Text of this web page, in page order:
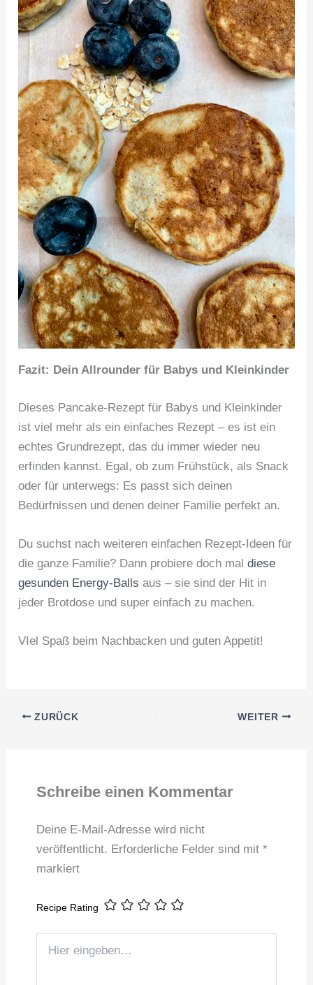
Fazit: Dein Allrounder für Babys und Kleinkinder
Dieses Pancake-Rezept für Babys und Kleinkinder
ist viel mehr als ein einfaches Rezept – es ist ein
echtes Grundrezept, das du immer wieder neu
erfinden kannst. Egal, ob zum Frühstück, als Snack
oder für unterwegs: Es passt sich deinen
Bedürfnissen und denen deiner Familie perfekt an.
Du suchst nach weiteren einfachen Rezept-Ideen für
die ganze Familie? Dann probiere doch maldiese
gesunden Energy-Ballsaus – sie sind der Hit in
jeder Brotdose und super einfach zu machen.
VIel Spaß beim Nachbacken und guten Appetit!
ZURÜCK WEITER
Schreibe einen Kommentar
Deine E-Mail-Adresse wird nicht
veröffentlicht. Erforderliche Felder sind mit *
markiert
Recipe Rating
eingeben…